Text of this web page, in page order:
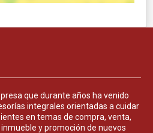
que durante años ha venido
integrales orientadas a cuidar
en temas de compra, venta,
y promoción de nuevos